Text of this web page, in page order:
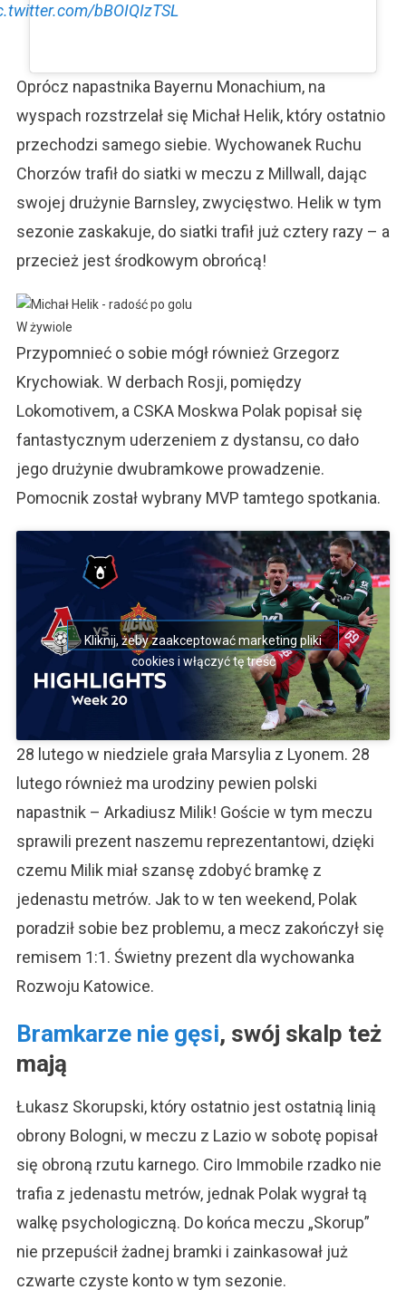
bBOIQIzTSL
Oprócz napastnika Bayernu Monachium, na
wyspach rozstrzelał się Michał Helik, który ostatnio
przechodzi samego siebie. Wychowanek Ruchu
Chorzów trafił do siatki w meczu z Millwall, dając
swojej drużynie Barnsley, zwycięstwo. Helik w tym
sezonie zaskakuje, do siatki trafił już cztery razy – a
przecież jest środkowym obrońcą!
W żywiole
Przypomnieć o sobie mógł również Grzegorz
Krychowiak. W derbach Rosji, pomiędzy
Lokomotivem, a CSKA Moskwa Polak popisał się
fantastycznym uderzeniem z dystansu, co dało
jego drużynie dwubramkowe prowadzenie.
Pomocnik został wybrany MVP tamtego spotkania.
Kliknij, żeby zaakceptować marketing pliki
cookies i włączyć tę treść
28 lutego w niedziele grała Marsylia z Lyonem. 28
lutego również ma urodziny pewien polski
napastnik – Arkadiusz Milik! Goście w tym meczu
sprawili prezent naszemu reprezentantowi, dzięki
czemu Milik miał szansę zdobyć bramkę z
jedenastu metrów. Jak to w ten weekend, Polak
poradził sobie bez problemu, a mecz zakończył się
remisem 1:1. Świetny prezent dla wychowanka
Rozwoju Katowice.
Bramkarze nie gęsi, swój skalp też
mają
Łukasz Skorupski, który ostatnio jest ostatnią linią
obrony Bologni, w meczu z Lazio w sobotę popisał
się obroną rzutu karnego. Ciro Immobile rzadko nie
trafia z jedenastu metrów, jednak Polak wygrał tą
walkę psychologiczną. Do końca meczu „Skorup”
nie przepuścił żadnej bramki i zainkasował już
czwarte czyste konto w tym sezonie.